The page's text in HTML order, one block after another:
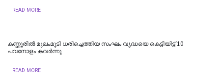
READ MORE
കണ്ണൂരിൽ മുഖംമൂടി ധരിച്ചെത്തിയ സംഘം വൃദ്ധയെ കെട്ടിയിട്ട് 10
പവനോളം കവർന്നു
READ MORE